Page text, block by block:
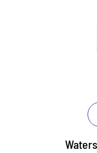
Mantiene
alta
Nutre el